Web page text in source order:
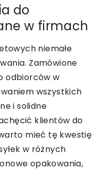
do
w firmach
niemałe
Zamówione
odbiorców w
wszystkich
i solidne
klientów do
mieć tę kwestię
w różnych
opakowania,